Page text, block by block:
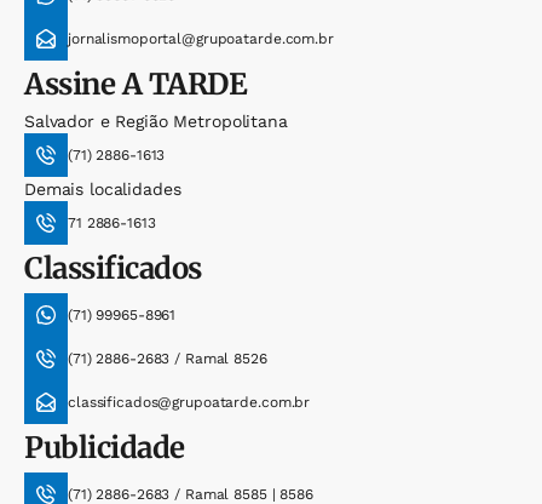
jornalismoportal@grupoatarde.com.br
AssineA TARDE
Salvador e Região Metropolitana
(71) 2886-1613
Demais localidades
71 2886-1613
Classificados
(71) 99965-8961
(71) 2886-2683 / Ramal 8526
classificados@grupoatarde.com.br
Publicidade
(71) 2886-2683 / Ramal 8585 | 8586